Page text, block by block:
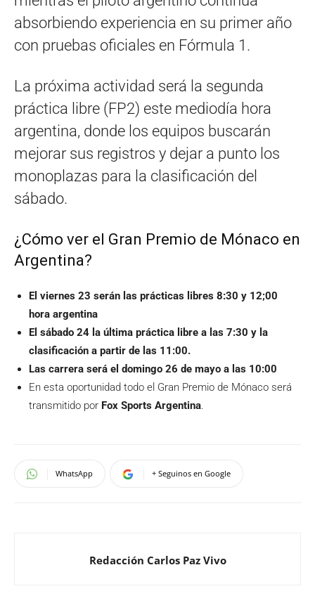
absorbiendo experiencia en su primer año
con pruebas oficiales en Fórmula 1.
La próxima actividad será la segunda
práctica libre (FP2) este mediodía hora
argentina, donde los equipos buscarán
mejorar sus registros y dejar a punto los
monoplazas para la clasificación del
sábado.
¿Cómo ver el Gran Premio de Mónaco en
Argentina?
El viernes 23 serán las prácticas libres 8:30 y 12;00
hora argentina
El sábado 24 la última práctica libre a las 7:30 y la
clasificación a partir de las 11:00.
Las carrera será el domingo 26 de mayo a las 10:00
En esta oportunidad todo el Gran Premio de Mónaco será
transmitido por Fox Sports Argentina.
WhatsApp + Seguinos en Google
Redacción Carlos Paz Vivo